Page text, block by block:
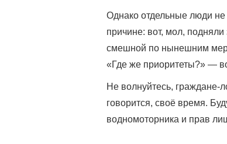
Однако отдельные люди
причине: вот, мол, подняли
смешной по нынешним
«Где же приоритеты?» —
Не волнуйтесь, граждане-
говорится, своё время.
водномоторника и прав